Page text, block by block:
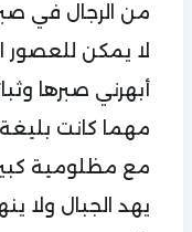
من الرجال في
لا يمكن للعصور ان
أبهرني صبرها
مهما كانت
مع مظلومية
يهد الجبال ولا